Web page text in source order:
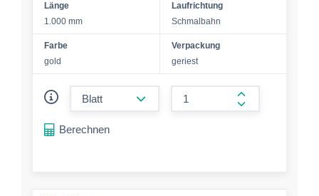
Länge
1.000 mm
Laufrichtung
Schmalbahn
Farbe
gold
Verpackung
geriest
form.increase-
Berechnen